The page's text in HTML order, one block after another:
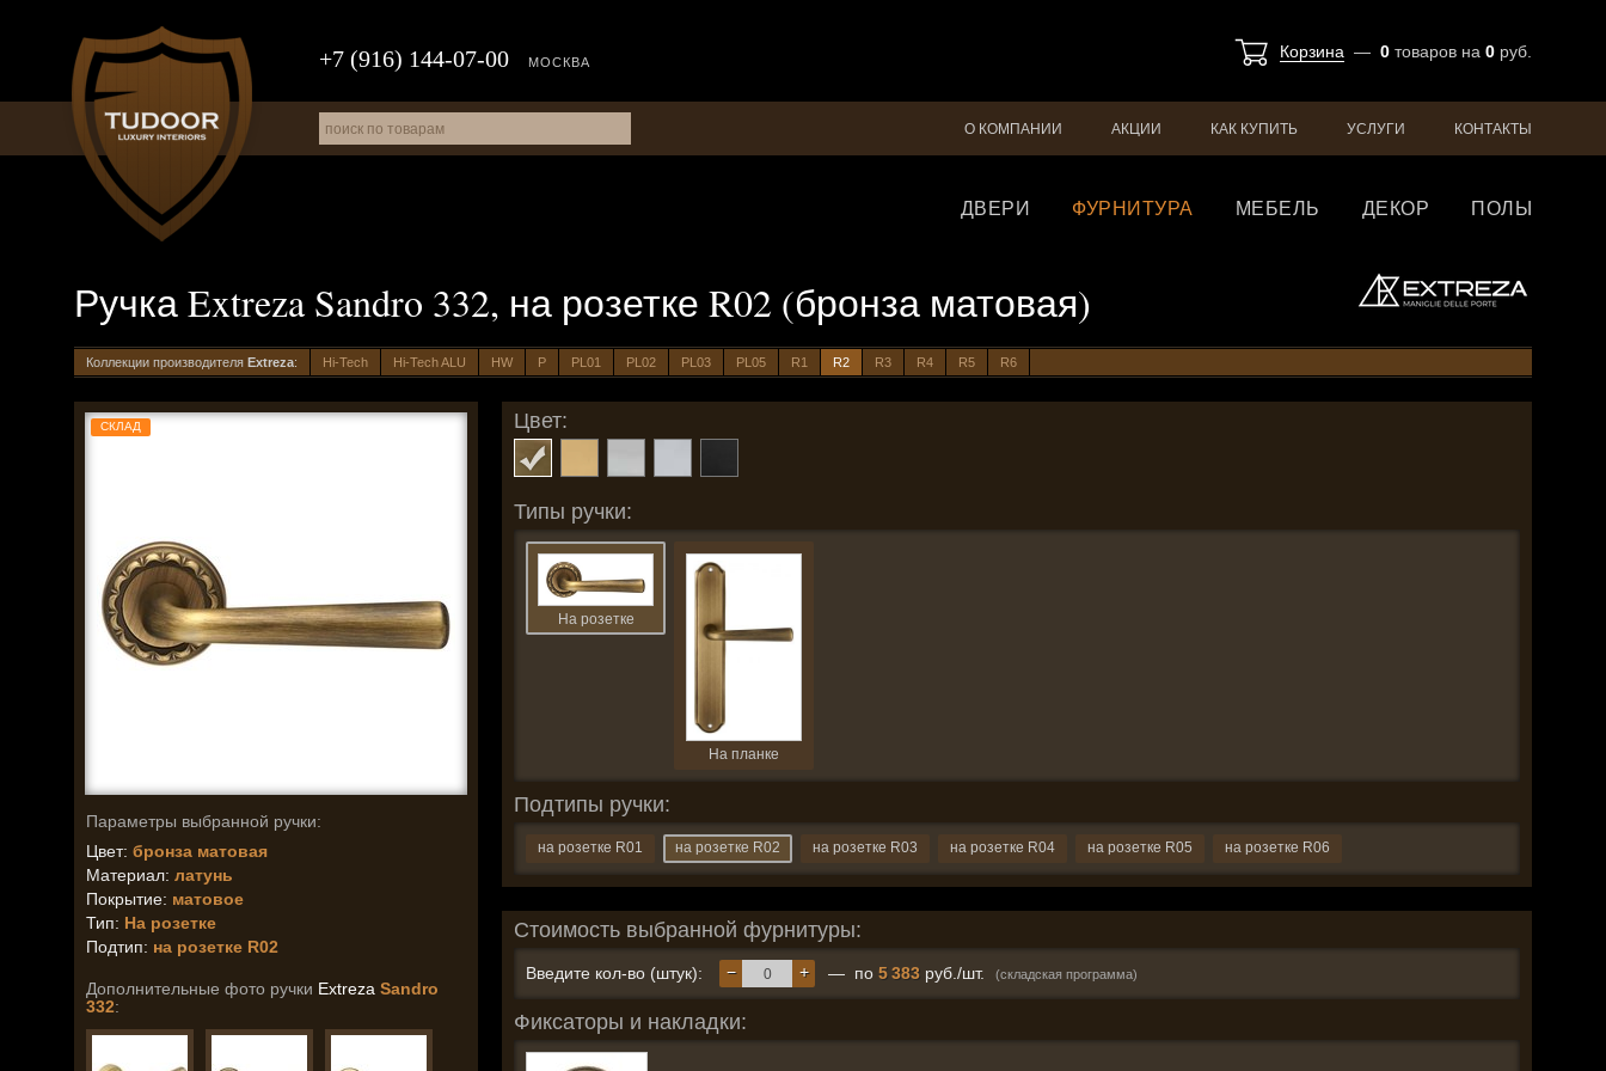
Корзина — 0 товаров на 0 руб.
+7 (916) 144-07-00 МОСКВА
О КОМПАНИИ АКЦИИ КАК КУПИТЬ УСЛУГИ КОНТАКТЫ
ДВЕРИ ФУРНИТУРА МЕБЕЛЬ ДЕКОР ПОЛЫ
Ручка Extreza Sandro 332, на розетке R02 (бронза матовая)
Коллекции производителя Extreza: Hi-Tech Hi-Tech ALU HW P PL01 PL02 PL03 PL05 R1 R2 R3 R4 R5 R6
СКЛАД
Параметры выбранной ручки:
Цвет: бронза матовая
Материал: латунь
Покрытие: матовое
Тип: На розетке
Подтип: на розетке R02
Дополнительные фото ручки Extreza Sandro
332:
Цвет:
Типы ручки:
На розетке
На планке
Подтипы ручки:
на розетке R01 на розетке R02 на розетке R03 на розетке R04 на розетке R05 на розетке R06
Стоимость выбранной фурнитуры:
Введите кол-во (штук): +
− — по 5 383 руб./шт. (складская программа)
Фиксаторы и накладки: